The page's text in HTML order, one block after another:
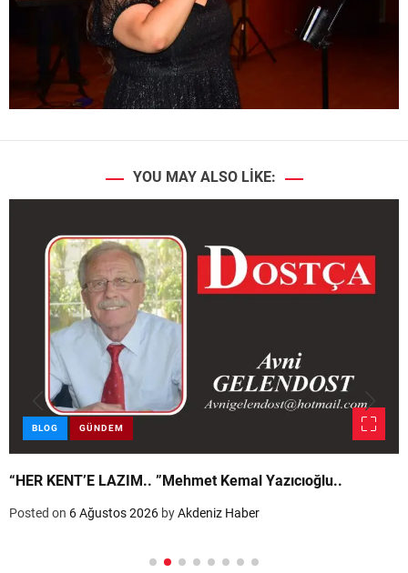
YOU MAY ALSO LIKE:
BLOG GÜNDEM
“HER KENT’E LAZIM.. ”Mehmet Kemal Yazıcıoğlu..
Posted on 6 Ağustos 2026 byAkdeniz Haber